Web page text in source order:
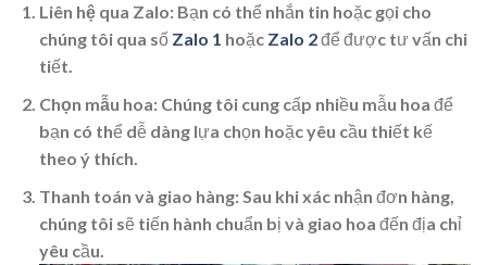
Liên hệ qua Zalo: Bạn có thể nhắn tin hoặc gọi cho
chúng tôi qua số Zalo 1 hoặc Zalo 2để được tư vấn chi
tiết.
Chọn mẫu hoa: Chúng tôi cung cấp nhiều mẫu hoa để
bạn có thể dễ dàng lựa chọn hoặc yêu cầu thiết kế
theo ý thích.
Thanh toán và giao hàng: Sau khi xác nhận đơn hàng,
chúng tôi sẽ tiến hành chuẩn bị và giao hoa đến địa chỉ
yêu cầu.